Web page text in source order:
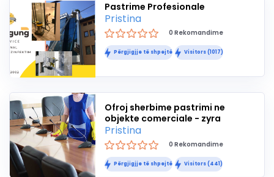
Pastrime Profesionale
Pristina
0 Rekomandime
Përgjigjje të shpejtë Visitors (1017)
Ofroj sherbime pastrimi ne
objekte comerciale - zyra
Pristina
0 Rekomandime
Përgjigjje të shpejtë Visitors (441)